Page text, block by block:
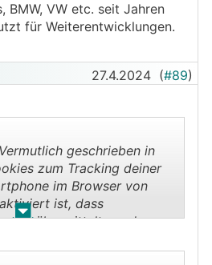
BMW, VW etc. seit Jahren
für Weiterentwicklungen.
27.4.2024 (#89)
. .
Vermutlich geschrieben in
zum Tracking deiner
im Browser von
ist, dass
übermittelt werden
am Handgelenk,
speichert und der Alexa